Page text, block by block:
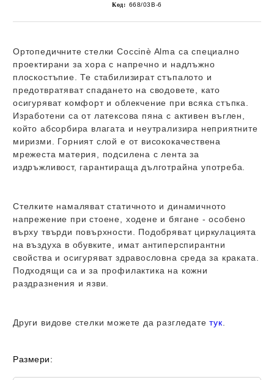
Код: 668/03B-6
Ортопедичните стелкиCoccinè Alma са специално
проектирани за хора с напречно и надлъжно
плоскостъпие. Те стабилизират стъпалото и
предотвратяват спадането на сводовете, като
осигуряват комфорт и облекчение при всяка стъпка.
Изработени са от латексова пяна с активен въглен ,
който абсорбира влагата и неутрализира неприятните
миризми. Горният слой е от висококачествена
мрежеста материя , подсилена с лента за
издръжливост, гарантираща дълготрайна употреба.
Стелките намаляват статичното и динамичното
напрежение при стоене, ходене и бягане - особено
върху твърди повърхности. Подобряват циркулацията
на въздуха в обувките, имат антиперспирантни
свойства и осигуряват здравословна среда за краката.
Подходящи са и за профилактика на кожни
раздразнения и язви.
Други видове стелки можете да разгледатетук
Размери: